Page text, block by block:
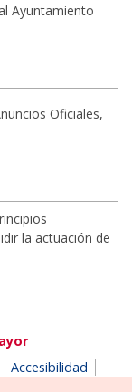
Ayuntamiento
Oficiales,
la actuación de
Accesibilidad